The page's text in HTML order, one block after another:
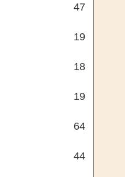
47
19
18
19
64
44